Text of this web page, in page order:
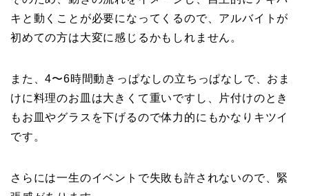
キと動くことが必要になってくるので、アルバイトが
初めての方は大変に感じるかもしれません。
また、4〜6時間動きっぱなしの立ちっぱなしで、おま
けに料理のお皿は大きくて重いですし、片付けのとき
もお皿やグラスを下げるので体力的にもかなりキツイ
です。
さらには一生のイベントで失敗も許されないので、緊